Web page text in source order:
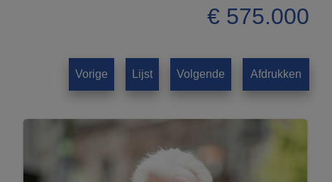
€ 575.000
Vorige Lijst Volgende Afdrukken